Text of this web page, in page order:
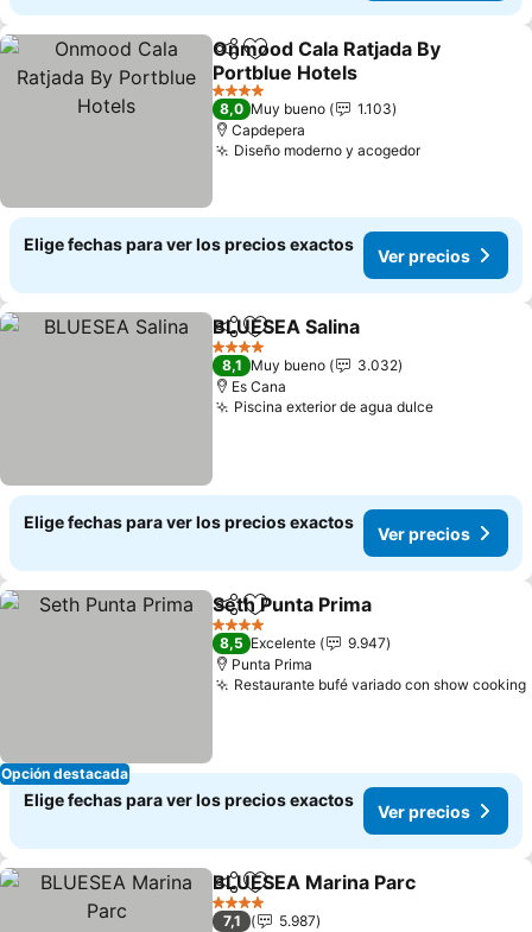
CompartirAgregar a favoritos
Onmood Cala Ratjada By
Portblue Hotels
4 Estrellas
8,0 Muy bueno
1.103
Capdepera
Diseño moderno y acogedor
Elige fechas para ver los precios exactos
Ver precios
CompartirAgregar a favoritos
BLUESEA Salina
4 Estrellas
8,1 Muy bueno
3.032
Es Cana
Piscina exterior de agua dulce
Elige fechas para ver los precios exactos
Ver precios
Opción destacada
CompartirAgregar a favoritos
Seth Punta Prima
4 Estrellas
8,5 Excelente
9.947
Punta Prima
Restaurante bufé variado con show cooking
Elige fechas para ver los precios exactos
Ver precios
CompartirAgregar a favoritos
BLUESEA Marina Parc
4 Estrellas
7,1
5.987